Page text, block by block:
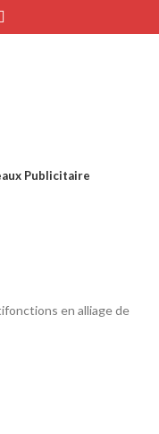
Publicitaire
en alliage de